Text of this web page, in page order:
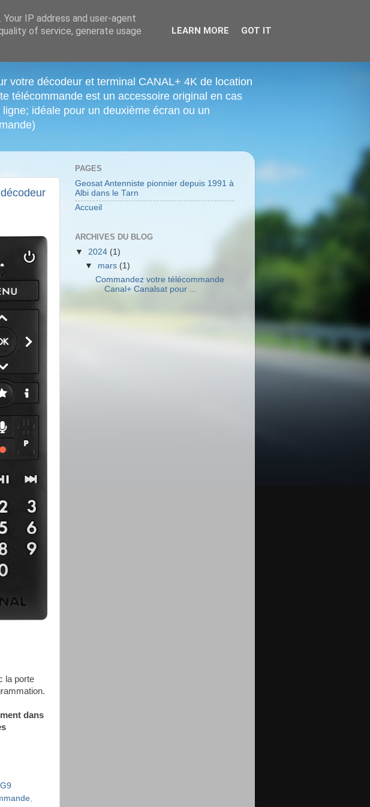
votre décodeur et terminal CANAL+ 4K de location
télécommande est un accessoire original en cas
idéale pour un deuxième écran ou un
la porte
dans
G9
,
PAGES
Geosat Antenniste pionnier depuis 1991 à
Albi dans le Tarn
Accueil
ARCHIVES DU BLOG
▼ 2024 (1)
▼ mars (1)
Commandez votre télécommande
Canal+ Canalsat pour ...
IP address and user-agent
of service, generate usage
LEARN MORE GOT IT